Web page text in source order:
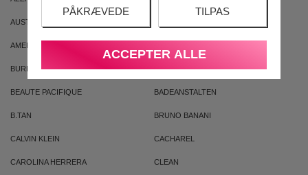
PÅKRÆVEDE TILPAS
ACCEPTER ALLE
AUSTRALIAN GOLD
AMERICAN CREW
BURBERRY BVLGARI
BEAUTE PACIFIQUE BADEANSTALTEN
B.TAN BRUNO BANANI
CALVIN KLEIN CACHAREL
CAROLINA HERRERA CLEAN